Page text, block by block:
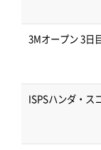
3Mオープン 3日
ISPSハンダ・ス